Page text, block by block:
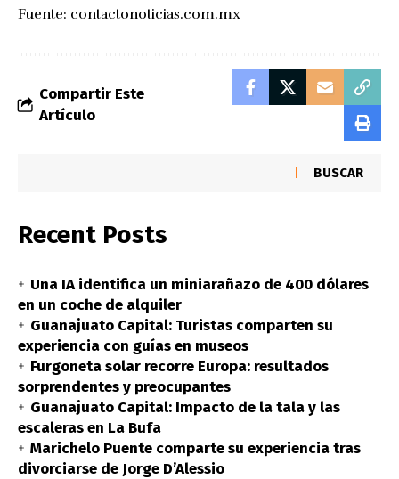
Fuente: contactonoticias.com.mx
Compartir Este
Artículo
BUSCAR
Recent Posts
Una IA identifica un miniarañazo de 400 dólares
en un coche de alquiler
Guanajuato Capital: Turistas comparten su
experiencia con guías en museos
Furgoneta solar recorre Europa: resultados
sorprendentes y preocupantes
Guanajuato Capital: Impacto de la tala y las
escaleras en La Bufa
Marichelo Puente comparte su experiencia tras
divorciarse de Jorge D’Alessio